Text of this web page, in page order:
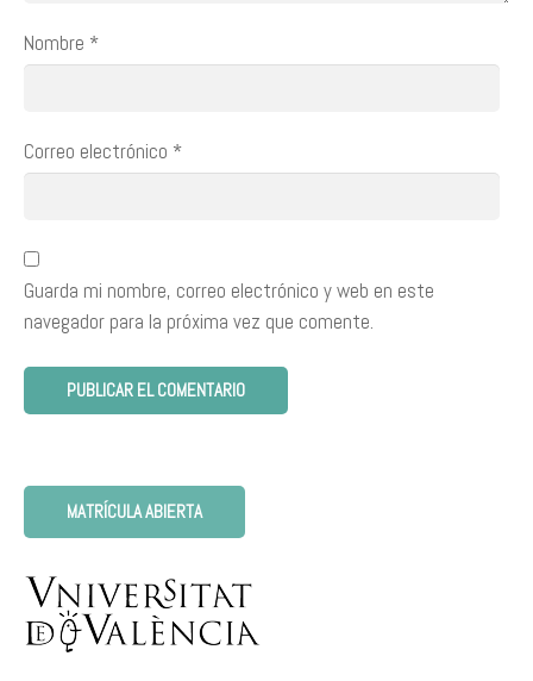
Nombre *
Correo electrónico *
Guarda mi nombre, correo electrónico y web en este
navegador para la próxima vez que comente.
MATRÍCULA ABIERTA